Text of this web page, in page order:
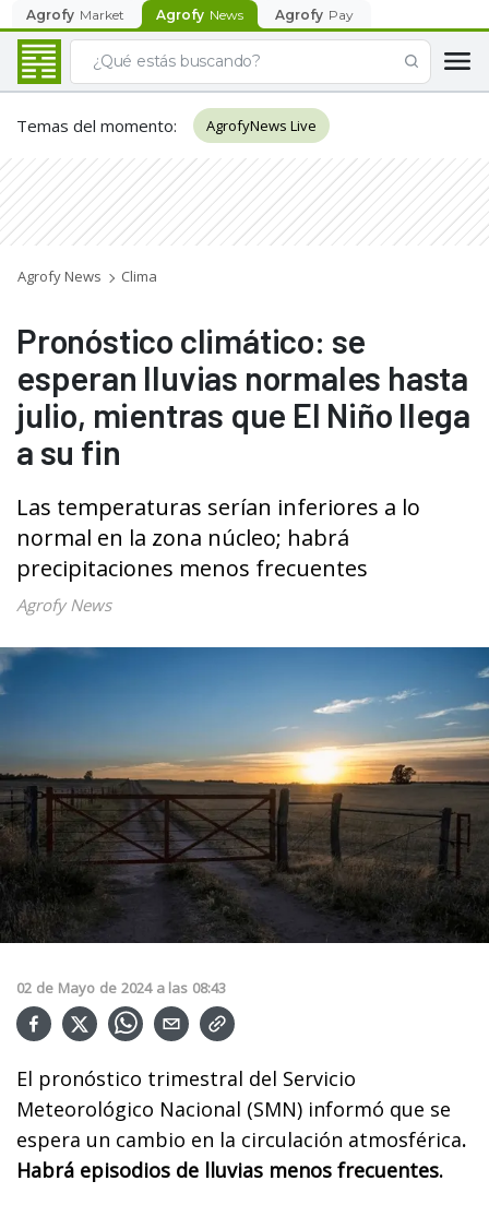
Agrofy Market Agrofy News Agrofy Pay
Temas del momento: AgrofyNews Live
Agrofy News Clima
Pronóstico climático: se
esperan lluvias normales hasta
julio, mientras que El Niño llega
a su fin
Las temperaturas serían inferiores a lo
normal en la zona núcleo; habrá
precipitaciones menos frecuentes
Agrofy News
02 de Mayo de 2024 a las 08:43
El pronóstico trimestral del Servicio
Meteorológico Nacional (SMN) informó que se
espera un cambio en la circulación atmosférica.
Habrá episodios de lluvias menos frecuentes.